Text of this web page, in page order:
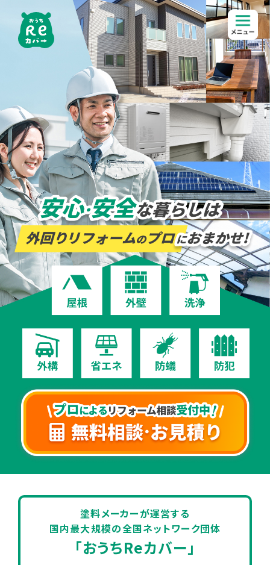
株式会社アステックペイント
運営会社情報
全国ネットワーク団体
おうちReカバーとは
おうちの劣化症状
5つのメリット
対応サービス
メンテナンス目安
よくある質問
お問い合わせ
塗料メーカーが運営する
国内最大規模の全国ネットワーク団体
「おうちReカバー」